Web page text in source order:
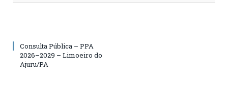
Consulta Pública – PPA
2026–2029 – Limoeiro do
Ajuru/PA